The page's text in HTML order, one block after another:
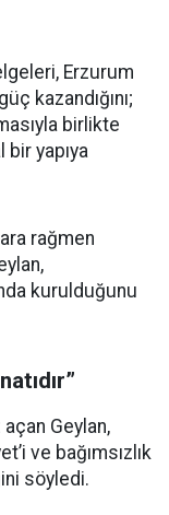
Erzurum
kazandığını;
birlikte
bir yapıya
rağmen
kurulduğunu
Geylan,
ve bağımsızlık
söyledi.